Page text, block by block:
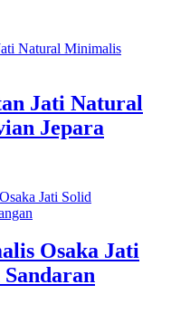
Jati Natural
Jepara
Osaka Jati